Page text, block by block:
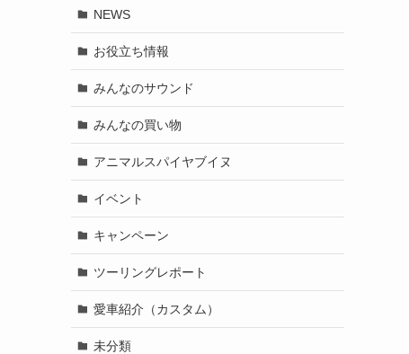
NEWS
お役立ち情報
みんなのサウンド
みんなの買い物
アニマルスパイヤブイヌ
イベント
キャンペーン
ツーリングレポート
愛車紹介（カスタム）
未分類